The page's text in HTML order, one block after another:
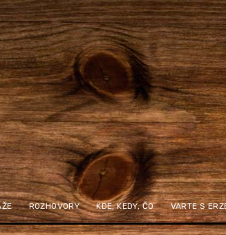
ROZHOVORY KDE, KEDY, ČO VARTE S